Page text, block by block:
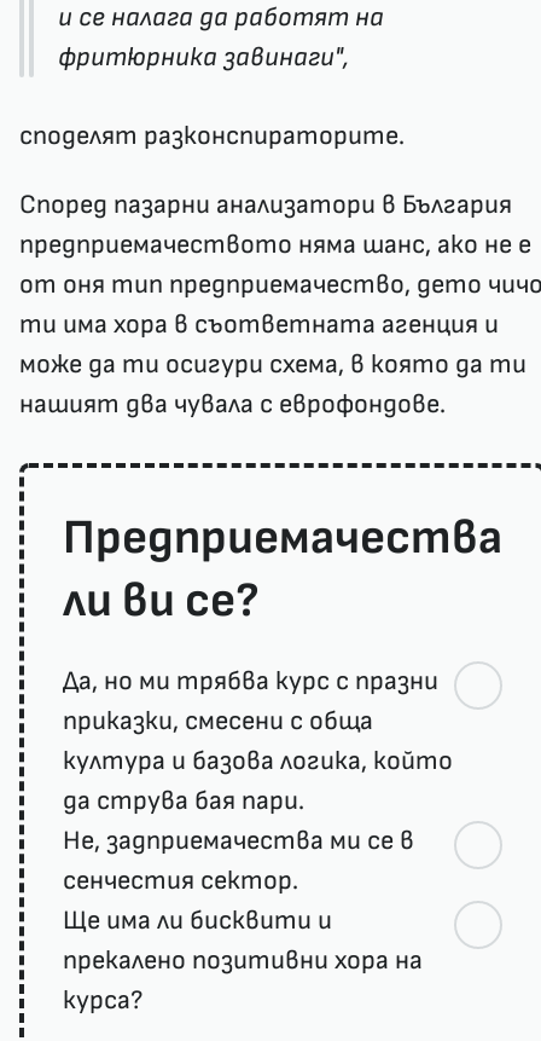
и се налага да работят на
фритюрника завинаги",
споделят разконспираторите.
Според пазарни анализатори в България
предприемачеството няма шанс, ако не е
от оня тип предприемачество, дето
ти има хора в съответната агенция и
може да ти осигури схема, в която да ти
нашият два чувала с еврофондове.
Предприемачества
ли ви се?
Да, но ми трябва курс с празни
приказки, смесени с обща
култура и базова логика, който
да струва бая пари.
Не, задприемачества ми се в
сенчестия сектор.
Ще има ли бисквити и
прекалено позитивни хора на
курса?